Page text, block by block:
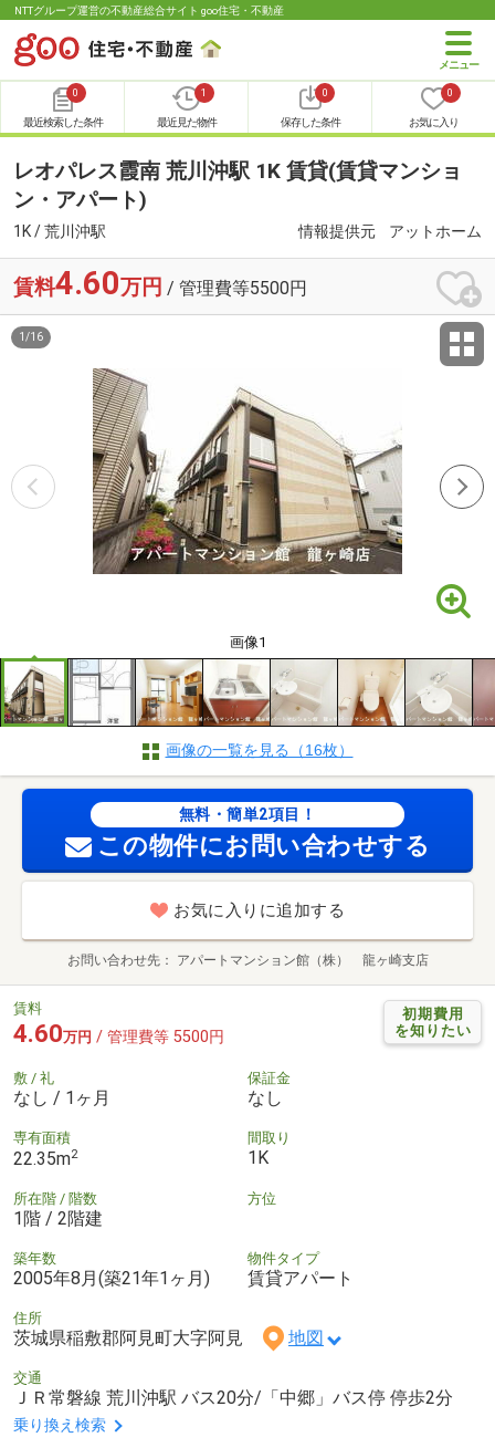
NTTグループ運営の不動産総合サイト goo住宅・不動産
0
最近検索した条件
1
最近見た物件
0
保存した条件
0
お気に入り
レオパレス霞南 荒川沖駅 1K 賃貸(賃貸マンショ
ン・アパート)
1K / 荒川沖駅 情報提供元 アットホーム
賃料4.60万円 / 管理費等5500円
画像1
1 /16
画像の一覧を見る（16枚）
無料・簡単2項目！
この物件にお問い合わせする
お気に入りに追加する
お問い合わせ先 アパートマンション館（株） 龍ヶ崎支店
初期費用
を知りたい
賃料
4.60万円 / 管理費等 5500円
敷 / 礼
なし / 1ヶ月
保証金
なし
専有面積
22.35m2
間取り
1K
所在階 / 階数
1階 / 2階建
方位
築年数
2005年8月(築21年1ヶ月)
物件タイプ
賃貸アパート
住所
茨城県稲敷郡阿見町大字阿見 地図
交通
ＪＲ常磐線 荒川沖駅 バス20分/「中郷」バス停 停歩2分
乗り換え検索